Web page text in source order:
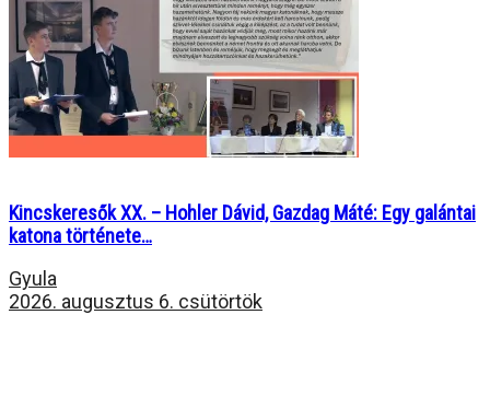
Kincskeresők XX. – Hohler Dávid, Gazdag Máté: Egy galántai
katona története…
Gyula
2026. augusztus 6. csütörtök